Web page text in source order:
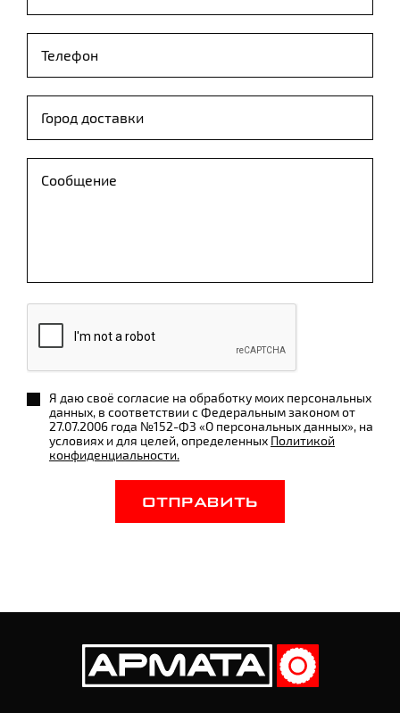
Я даю своё согласие на обработку моих персональных
данных, в соответствии с Федеральным законом от
27.07.2006 года №152-ФЗ «О персональных данных», на
условиях и для целей, определенных Политикой
конфиденциальности.
ОТПРАВИТЬ